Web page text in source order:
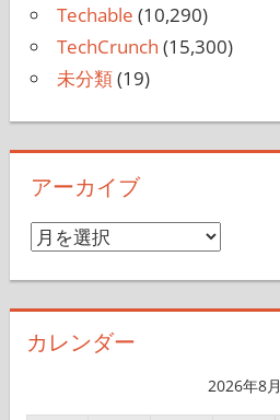
Techable (10,290)
TechCrunch (15,300)
未分類(19)
アーカイブ
ア
イ
カレンダー
2026年8月